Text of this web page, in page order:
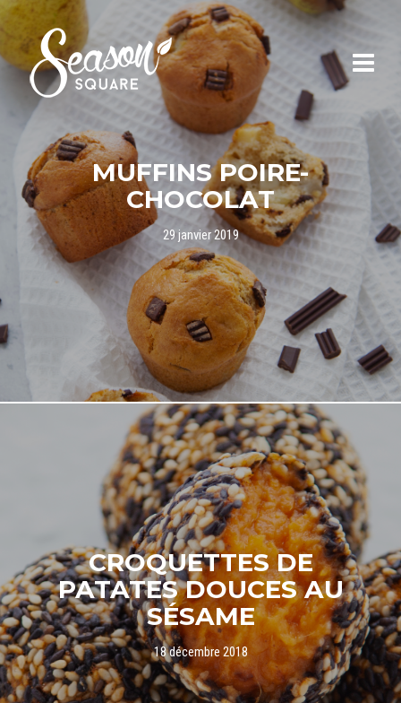
MUFFINS POIRE-
CHOCOLAT
29 janvier 2019
CROQUETTES DE
PATATES DOUCES AU
SÉSAME
18 décembre 2018